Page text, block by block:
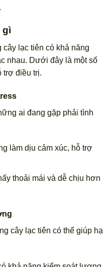
gì
lạc tiên có khả năng
nhau. Dưới đây là một số
trợ điều trị.
ai đang gặp phải tình
làm dịu cảm xúc, hỗ trợ
thoải mái và dễ chịu hơn
cây lạc tiên có thể giúp hạ